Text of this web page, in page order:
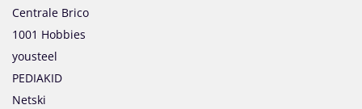
Centrale Brico
1001 Hobbies
yousteel
PEDIAKID
Netski